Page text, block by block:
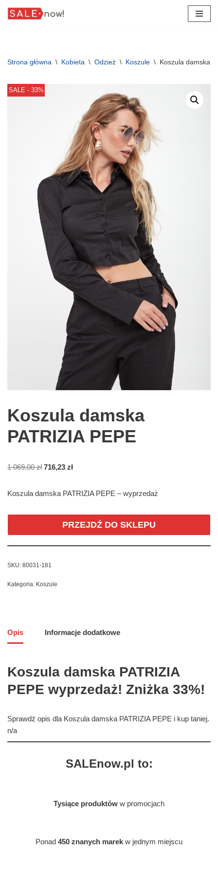
Strona główna \ Kobieta \ Odzież \ Koszule \ Koszula damska
SALE - 33%
Koszula damska
PATRIZIA PEPE
1 069,00zł 716,23 zł
Koszula damska PATRIZIA PEPE – wyprzedaż
PRZEJDŹ DO SKLEPU
SKU: 80031-181
Kategoria: Koszule
Opis Informacje dodatkowe
Koszula damska PATRIZIA
PEPE wyprzedaż! Zniżka 33%!
Sprawdź opis dla Koszula damska PATRIZIA PEPE i kup taniej.
n/a
SALEnow.pl to:
Tysiące produktów w promocjach
Ponad 450 znanych marek w jednym miejscu